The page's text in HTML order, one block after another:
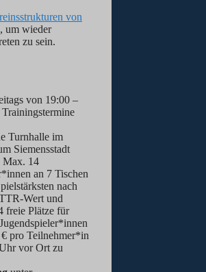
von
um wieder
zu sein.
von 19:00 –
Turnhalle im
Siemensstadt
Max. 14
an 7 Tischen
nach
Wert und
freie Plätze für
pro Teilnehmer*in
vor Ort zu